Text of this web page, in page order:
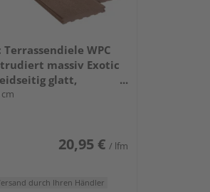
Terrassendiele WPC
massiv Exotic
glatt,
Nut, Elegance - 23 x
20,95 € / lfm
durch Ihren Händler